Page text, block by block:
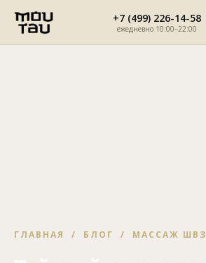
Перейти
+7 (499) 226-14-58
ежедневно 10:00–22:00
ГЛАВНАЯ / БЛОГ / МАССАЖ ШВЗ